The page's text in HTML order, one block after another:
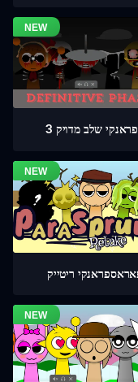
שלב מדויק 3
ריטייק